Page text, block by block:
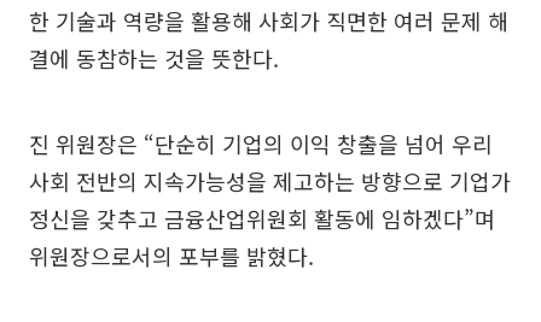
한 기술과 역량을 활용해 사회가 직면한 여러 문제 해
결에 동참하는 것을 뜻한다.
진 위원장은 “단순히 기업의 이익 창출을 넘어 우리
사회 전반의 지속가능성을 제고하는 방향으로 기업가
정신을 갖추고 금융산업위원회 활동에 임하겠다”며
위원장으로서의 포부를 밝혔다.